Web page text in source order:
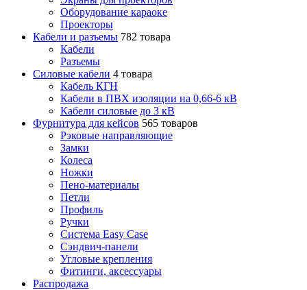
Оборудование караоке
Проекторы
Кабели и разъемы 782 товара
Кабели
Разъемы
Силовые кабели 4 товара
Кабель КГН
Кабели в ПВХ изоляции на 0,66-6 кВ
Кабели силовые до 3 кВ
Фурнитура для кейсов 565 товаров
Рэковые направляющие
Замки
Колеса
Ножки
Пено-материалы
Петли
Профиль
Ручки
Система Easy Case
Сэндвич-панели
Угловые крепления
Фитинги, аксессуары
Распродажа